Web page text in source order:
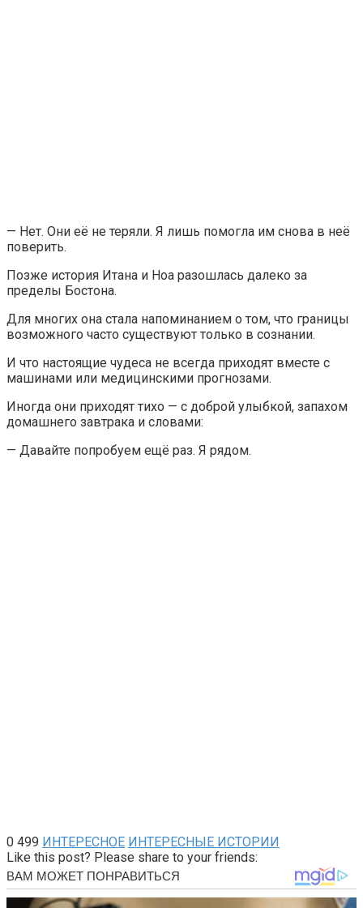
— Нет. Они её не теряли. Я лишь помогла им снова в неё
поверить.
Позже история Итана и Ноа разошлась далеко за
пределы Бостона.
Для многих она стала напоминанием о том, что границы
возможного часто существуют только в сознании.
И что настоящие чудеса не всегда приходят вместе с
машинами или медицинскими прогнозами.
Иногда они приходят тихо — с доброй улыбкой, запахом
домашнего завтрака и словами:
— Давайте попробуем ещё раз. Я рядом.
0 499 ИНТЕРЕСНОЕ ИНТЕРЕСНЫЕ ИСТОРИИ
Like this post? Please share to your friends: